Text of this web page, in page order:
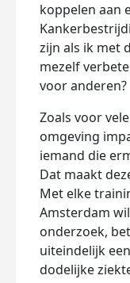
koppelen aan
zijn als ik met
mezelf
voor anderen?
Zoals voor
omgeving
iemand die
Dat maakt
Met elke
Amsterdam
onderzoek,
uiteindelijk
dodelijke